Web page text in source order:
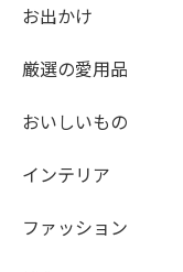
お出かけ
厳選の愛用品
おいしいもの
インテリア
ファッション